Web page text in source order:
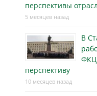
перспективы
5 месяцев назад
В
ФКЦ
перспективу
10 месяцев назад